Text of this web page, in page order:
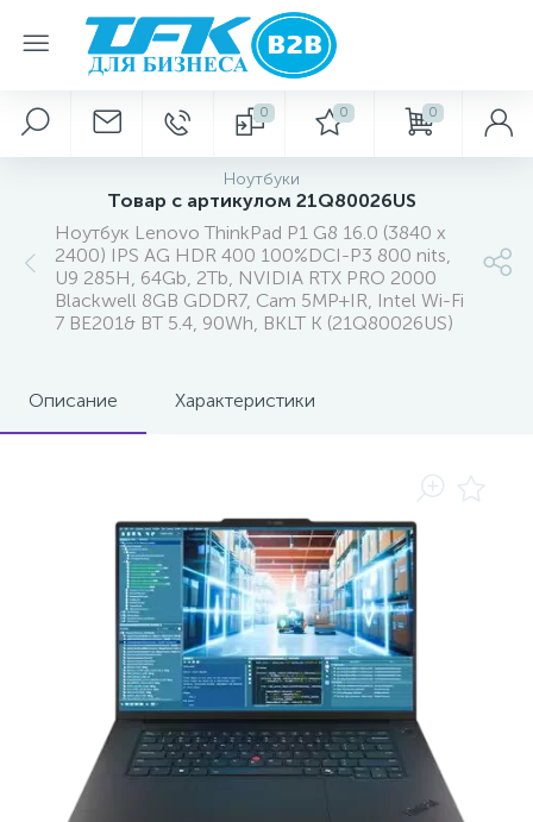
0 0 0
Ноутбуки
Товар с артикулом 21Q80026US
Ноутбук Lenovo ThinkPad P1 G8 16.0 (3840 x
2400) IPS AG HDR 400 100%DCI-P3 800 nits,
U9 285H, 64Gb, 2Tb, NVIDIA RTX PRO 2000
Blackwell 8GB GDDR7, Cam 5MP+IR, Intel Wi-Fi
7 BE201& BT 5.4, 90Wh, BKLT K (21Q80026US)
Описание Характеристики